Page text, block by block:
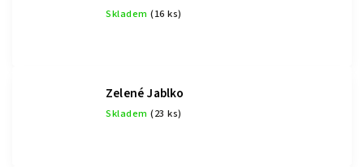
Skladem (16 ks)
Zelené Jablko
Skladem (23 ks)